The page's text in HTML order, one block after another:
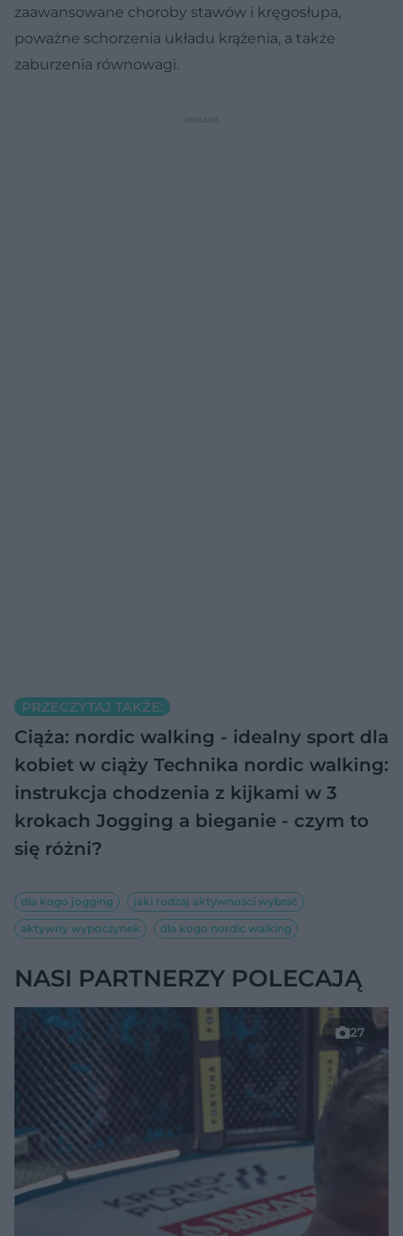
zaawansowane choroby stawów i kręgosłupa,
poważne schorzenia układu krążenia, a także
zaburzenia równowagi.
PRZECZYTAJ TAKŻE:
Ciąża: nordic walking - idealny sport dla
kobiet w ciąży Technika nordic walking:
instrukcja chodzenia z kijkami w 3
krokach Jogging a bieganie - czym to
się różni?
dla kogo jogging
jaki rodzaj aktywności wybrać
aktywny wypoczynek
dla kogo nordic walking
NASI PARTNERZY POLECAJĄ
27